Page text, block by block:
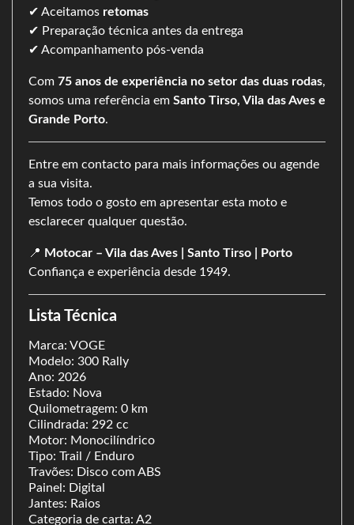
✔ Aceitamos retomas
✔ Preparação técnica antes da entrega
✔ Acompanhamento pós-venda
Com 75 anos de experiência no setor das duas rodas,
somos uma referência em Santo Tirso, Vila das Aves e
Grande Porto.
Entre em contacto para mais informações ou agende
a sua visita.
Temos todo o gosto em apresentar esta moto e
esclarecer qualquer questão.
📍 Motocar – Vila das Aves | Santo Tirso | Porto
Confiança e experiência desde 1949.
Lista Técnica
Marca: VOGE
Modelo: 300 Rally
Ano: 2026
Estado: Nova
Quilometragem: 0 km
Cilindrada: 292 cc
Motor: Monocilíndrico
Tipo: Trail / Enduro
Travões: Disco com ABS
Painel: Digital
Jantes: Raios
Categoria de carta: A2